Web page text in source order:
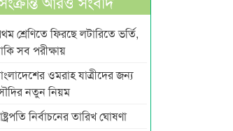
শ্রেণিতে ফিরছে লটারিতে ভর্তি,
সব পরীক্ষায়
ওমরাহ যাত্রীদের জন্য
নতুন নিয়ম
নির্বাচনের তারিখ ঘোষণা